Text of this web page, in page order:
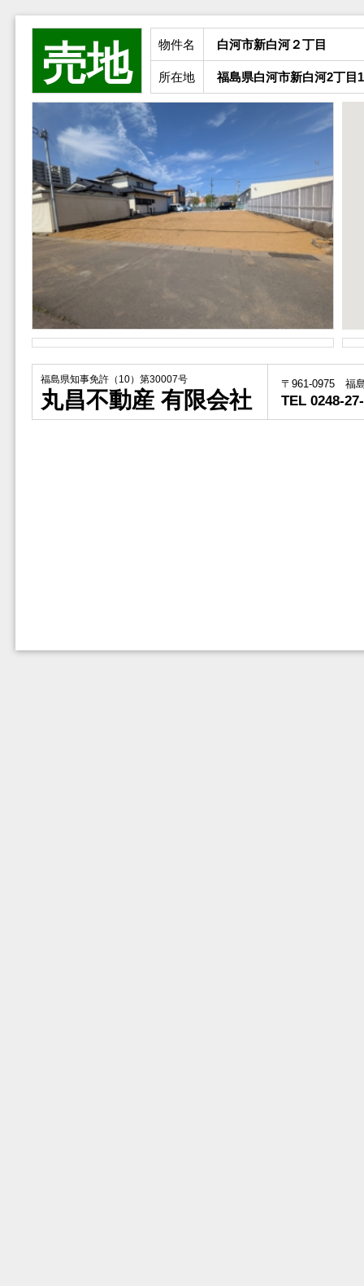
売地 物件名 白河市新白河２丁目
所在地 福島県白河市新白河2丁目
福島県知事免許（10）第30007号
丸昌不動産 有限会社
〒961-0975 福
TEL 0248-